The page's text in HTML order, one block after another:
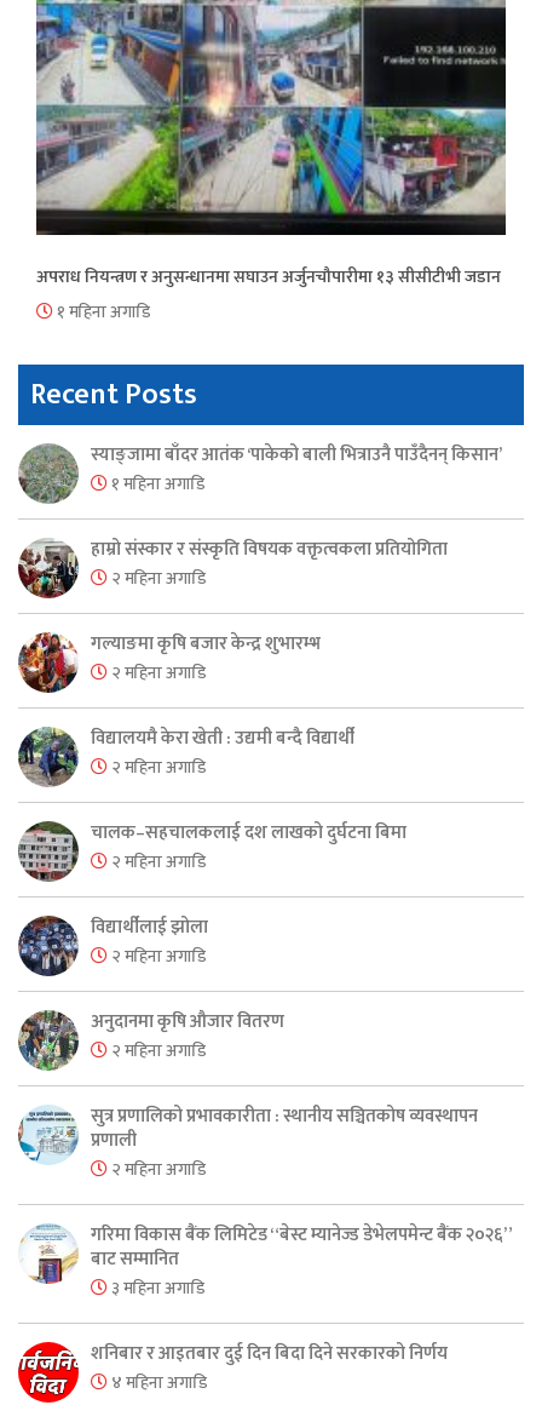
अपराध नियन्त्रण र अनुसन्धानमा सघाउन अर्जुनचौपारीमा १३ सीसीटीभी जडान
१ महिना अगाडि
Recent Posts
स्याङ्जामा बाँदर आतंक ‘पाकेको बाली भित्राउनै पाउँदैनन् किसान’
१ महिना अगाडि
हाम्रो संस्कार र संस्कृति विषयक वक्तृत्वकला प्रतियोगिता
२ महिना अगाडि
गल्याङमा कृषि बजार केन्द्र शुभारम्भ
२ महिना अगाडि
विद्यालयमै केरा खेती : उद्यमी बन्दै विद्यार्थी
२ महिना अगाडि
चालक–सहचालकलाई दश लाखको दुर्घटना बिमा
२ महिना अगाडि
विद्यार्थीलाई झोला
२ महिना अगाडि
अनुदानमा कृषि औजार वितरण
२ महिना अगाडि
सुत्र प्रणालिको प्रभावकारीता : स्थानीय सञ्चितकोष व्यवस्थापन
प्रणाली
२ महिना अगाडि
गरिमा विकास बैंक लिमिटेड “बेस्ट म्यानेज्ड डेभेलपमेन्ट बैंक २०२६”
बाट सम्मानित
३ महिना अगाडि
शनिबार र आइतबार दुई दिन बिदा दिने सरकारको निर्णय
४ महिना अगाडि